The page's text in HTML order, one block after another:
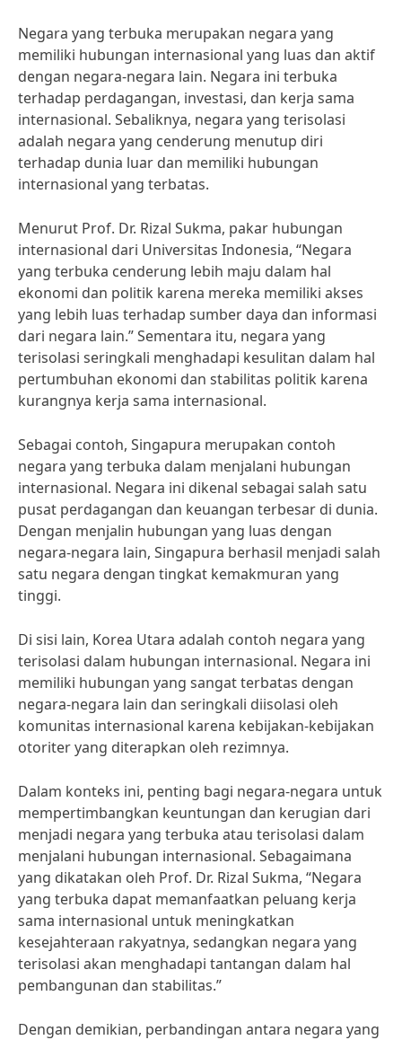
Negara yang terbuka merupakan negara yang
memiliki hubungan internasional yang luas dan aktif
dengan negara-negara lain. Negara ini terbuka
terhadap perdagangan, investasi, dan kerja sama
internasional. Sebaliknya, negara yang terisolasi
adalah negara yang cenderung menutup diri
terhadap dunia luar dan memiliki hubungan
internasional yang terbatas.
Menurut Prof. Dr. Rizal Sukma, pakar hubungan
internasional dari Universitas Indonesia, “Negara
yang terbuka cenderung lebih maju dalam hal
ekonomi dan politik karena mereka memiliki akses
yang lebih luas terhadap sumber daya dan informasi
dari negara lain.” Sementara itu, negara yang
terisolasi seringkali menghadapi kesulitan dalam hal
pertumbuhan ekonomi dan stabilitas politik karena
kurangnya kerja sama internasional.
Sebagai contoh, Singapura merupakan contoh
negara yang terbuka dalam menjalani hubungan
internasional. Negara ini dikenal sebagai salah satu
pusat perdagangan dan keuangan terbesar di dunia.
Dengan menjalin hubungan yang luas dengan
negara-negara lain, Singapura berhasil menjadi salah
satu negara dengan tingkat kemakmuran yang
tinggi.
Di sisi lain, Korea Utara adalah contoh negara yang
terisolasi dalam hubungan internasional. Negara ini
memiliki hubungan yang sangat terbatas dengan
negara-negara lain dan seringkali diisolasi oleh
komunitas internasional karena kebijakan-kebijakan
otoriter yang diterapkan oleh rezimnya.
Dalam konteks ini, penting bagi negara-negara untuk
mempertimbangkan keuntungan dan kerugian dari
menjadi negara yang terbuka atau terisolasi dalam
menjalani hubungan internasional. Sebagaimana
yang dikatakan oleh Prof. Dr. Rizal Sukma, “Negara
yang terbuka dapat memanfaatkan peluang kerja
sama internasional untuk meningkatkan
kesejahteraan rakyatnya, sedangkan negara yang
terisolasi akan menghadapi tantangan dalam hal
pembangunan dan stabilitas.”
Dengan demikian, perbandingan antara negara yang